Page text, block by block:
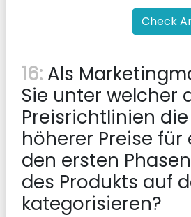
Check
16: Als
Sie unter welcher
Preisrichtlinien
höherer Preise für
den ersten
des Produkts auf
kategorisieren?